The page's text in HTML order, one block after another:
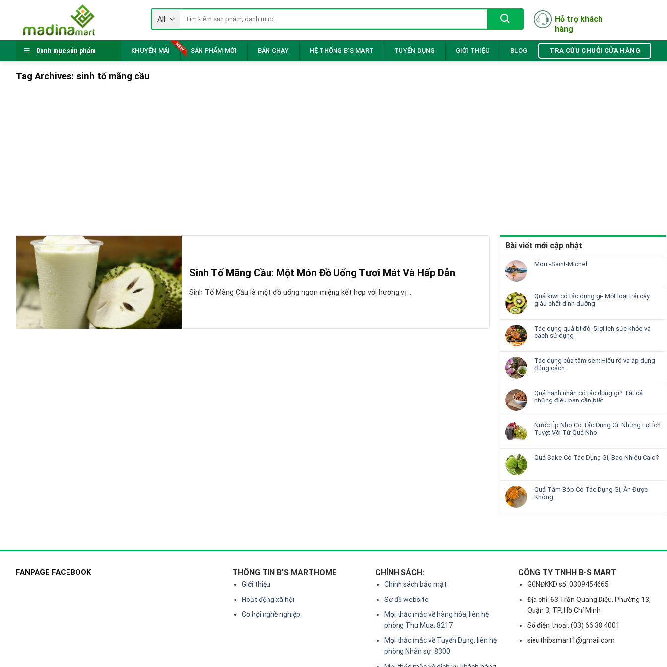
content
Tìm
Hỗ trợ khách
hàng
Danh mục sản phẩm KHUYẾN MÃI SẢN PHẨM MỚI BÁN CHẠY HỆ THỐNG B’S MART TUYỂN DỤNG GIỚI THIỆU BLOG TRA CỨU CHUỖI CỬA HÀNG
Tag Archives: sinh tố mãng cầu
Sinh Tố Mãng Cầu: Một Món Đồ Uống Tươi Mát Và Hấp Dẫn
Sinh Tố Mãng Cầu là một đồ uống ngon miệng kết hợp với hương vị ...
Bài viết mới cập nhật
Mont-Saint-Michel
Quả kiwi có tác dụng gì- Một loại trái cây
giàu chất dinh dưỡng
Tác dụng quả bí đỏ: 5 lợi ích sức khỏe và
cách sử dụng
Tác dụng của tâm sen: Hiểu rõ và áp dụng
đúng cách
Quả hạnh nhân có tác dụng gì? Tất cả
những điều bạn cần biết
Nước Ép Nho Có Tác Dụng Gì: Những Lợi Ích
Tuyệt Vời Từ Quả Nho
Quả Sake Có Tác Dụng Gì, Bao Nhiêu Calo?
Quả Tầm Bóp Có Tác Dụng Gì, Ăn Được
Không
FANPAGE FACEBOOK THÔNG TIN B'S MARTHOME
Giới thiệu
Hoạt động xã hội
Cơ hội nghề nghiệp
CHÍNH SÁCH:
Chính sách bảo mật
Sơ đồ website
Mọi thắc mắc về hàng hóa, liên hệ
phòng Thu Mua: 8217
Mọi thắc mắc về Tuyển Dụng, liên hệ
phòng Nhân sự: 8300
CÔNG TY TNHH B-S MART
GCNĐKKD số: 0309454665
Địa chỉ: 63 Trần Quang Diệu, Phường 13,
Quận 3, TP. Hồ Chí Minh
Số điện thoại: (03) 66 38 4001
sieuthibsmart1@gmail.com